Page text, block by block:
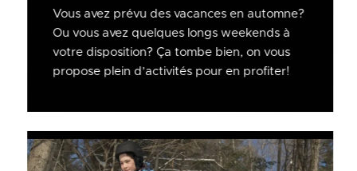
Vous avez prévu des vacances en automne?
Ou vous avez quelques longs weekends à
votre disposition? Ça tombe bien, on vous
propose plein d’activités pour en profiter!